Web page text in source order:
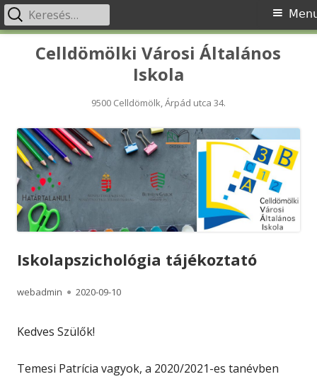
Celldömölki Városi Általános
Iskola
9500 Celldömölk, Árpád utca 34.
Primary
Menu
Keresés:
Iskolapszichológia tájékoztató
Author
webadmin
Published
2020-09-10
Kedves Szülők!
Temesi Patrícia vagyok, a 2020/2021-es tanévben